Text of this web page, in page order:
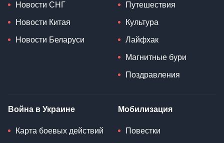
Новости СНГ
Новости Китая
Новости Беларуси
Путешествия
Культура
Лайфхак
Магнитные бури
Поздравления
Война в Украине
Карта боевых действий
Мобилизация
Повестки